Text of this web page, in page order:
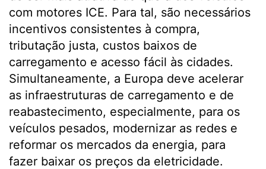
com motores ICE. Para tal, são necessários
incentivos consistentes à compra,
tributação justa, custos baixos de
carregamento e acesso fácil às cidades.
Simultaneamente, a Europa deve acelerar
as infraestruturas de carregamento e de
reabastecimento, especialmente, para os
veículos pesados, modernizar as redes e
reformar os mercados da energia, para
fazer baixar os preços da eletricidade.